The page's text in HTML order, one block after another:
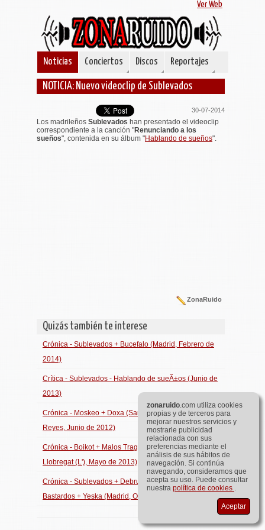
Ver Web
Noticias Conciertos Discos Reportajes
NOTICIA: Nuevo videoclip de Sublevados
30-07-2014
Los madrileños Sublevados han presentado el videoclip
correspondiente a la canción "Renunciando a los
sueños", contenida en su álbum "Hablando de sueños".
ZonaRuido
Quizás también te interese
Crónica - Sublevados + Bucefalo (Madrid, Febrero de
2014)
Crítica - Sublevados - Hablando de sueÃ±os (Junio de
2013)
Crónica - Moskeo + Doxa (San Sebastian de los
Reyes, Junio de 2012)
Crónica - Boikot + Malos Tragos (Hospitalet de
Llobregat (L'), Mayo de 2013)
Crónica - Sublevados + Debruces + Malditos
Bastardos + Yeska (Madrid, Octubre de 2011)
zonaruido.com utiliza cookies
propias y de terceros para
mejorar nuestros servicios y
mostrarle publicidad
relacionada con sus
preferencias mediante el
análisis de sus hábitos de
navegación. Si continúa
navegando, consideramos que
acepta su uso. Puede consultar
nuestra política de cookies .
Aceptar